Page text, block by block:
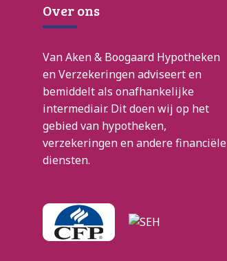
Over ons
Van Aken & Boogaard Hypotheken
en Verzekeringen adviseert en
bemiddelt als onafhankelijke
intermediair. Dit doen wij op het
gebied van hypotheken,
verzekeringen en andere financiële
diensten.